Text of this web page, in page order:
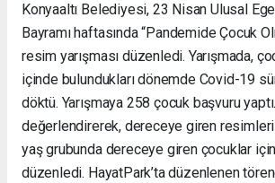
Konyaaltı Belediyesi, 23 Nisan Ulusal
Bayramı haftasında “Pandemide Çocuk
resim yarışması düzenledi. Yarışmada,
içinde bulundukları dönemde Covid-19
döktü. Yarışmaya 258 çocuk başvuru
değerlendirerek, dereceye giren resimleri
yaş grubunda dereceye giren çocuklar
düzenledi. HayatPark’ta düzenlenen